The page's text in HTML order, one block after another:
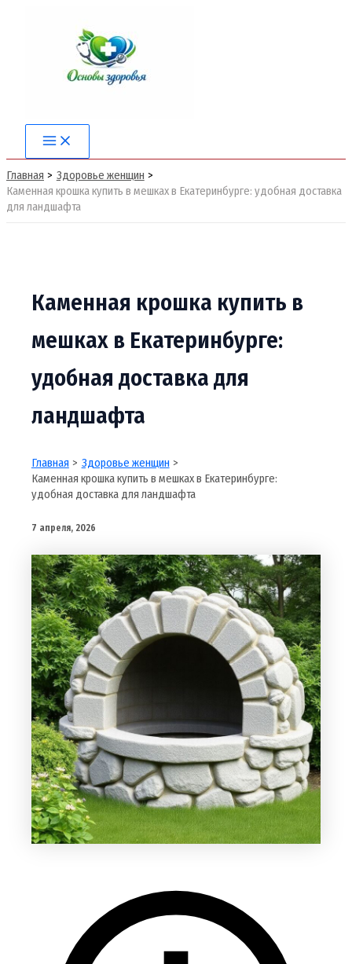
Main
Menu
Главная
Здоровье женщин
Каменная крошка купить в мешках в Екатеринбурге: удобная доставка
для ландшафта
Каменная крошка купить в
мешках в Екатеринбурге:
удобная доставка для
ландшафта
Главная
Здоровье женщин
Каменная крошка купить в мешках в Екатеринбурге:
удобная доставка для ландшафта
7 апреля, 2026